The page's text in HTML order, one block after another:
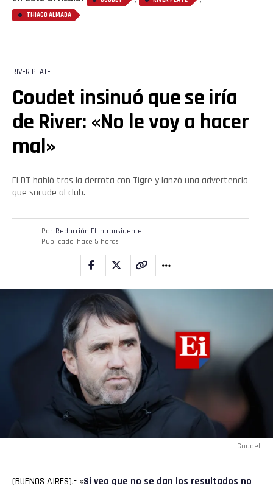
THIAGO ALMADA
RIVER PLATE
Coudet insinuó que se iría
de River: «No le voy a hacer
mal»
El DT habló tras la derrota con Tigre y lanzó una advertencia
que sacude al club.
Por Redacción El intransigente
Publicado hace 5 horas
Coudet
(BUENOS AIRES).- «Si veo que no se dan los resultados no